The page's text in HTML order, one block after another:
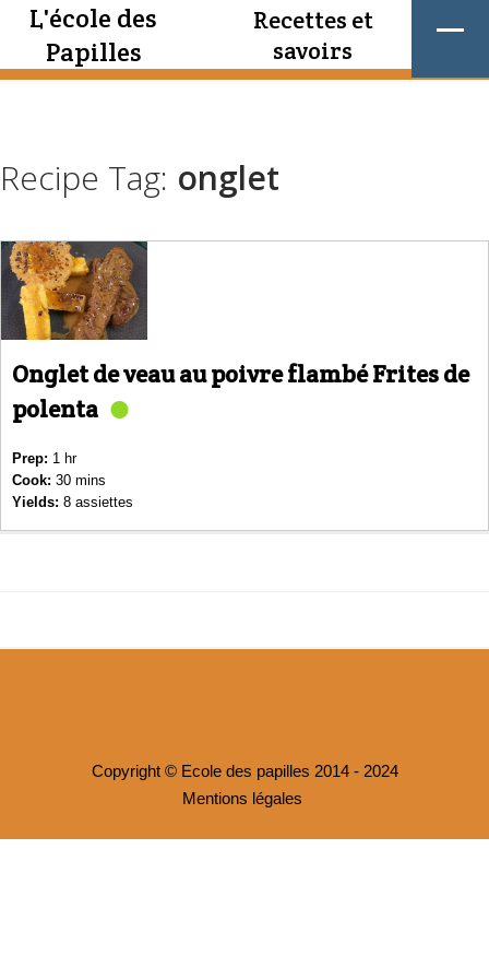
L'école des
Papilles
Recettes et
savoirs
Recipe Tag: onglet
Onglet de veau au poivre flambé Frites de
polenta
Prep: 1 hr
Cook: 30 mins
Yields: 8 assiettes
Copyright © Ecole des papilles 2014 - 2024
Mentions légales